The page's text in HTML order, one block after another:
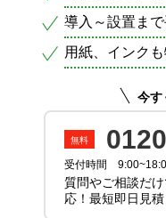
導入～設置ま
用紙、インクも
今す
受付時間
質問やご相談だ
応！最短即日見積